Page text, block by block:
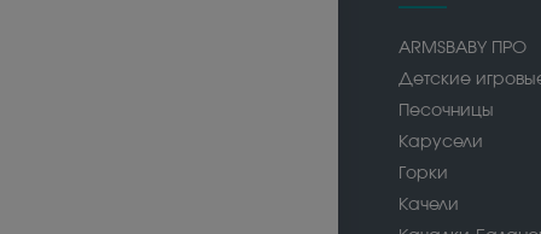
ARMSBABY ПРО
Детские
Песочницы
Карусели
Горки
Качели